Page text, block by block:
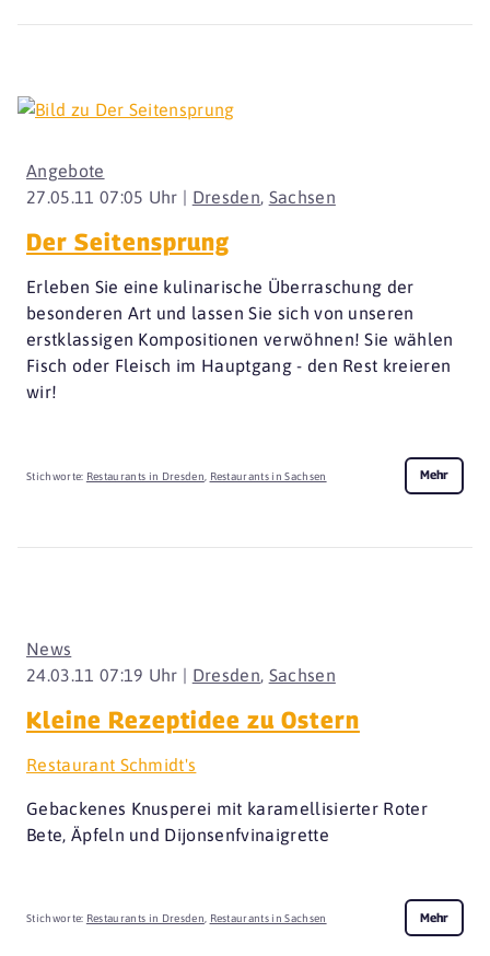
27.05.11 07:05 Uhr | Dresden, Sachsen
Angebote
Der Seitensprung
Erleben Sie eine kulinarische Überraschung der
besonderen Art und lassen Sie sich von unseren
erstklassigen Kompositionen verwöhnen! Sie wählen
Fisch oder Fleisch im Hauptgang - den Rest kreieren
wir!
Stichworte: Restaurants in Dresden Restaurants in Sachsen Mehr
24.03.11 07:19 Uhr | Dresden, Sachsen
News
Kleine Rezeptidee zu Ostern
Restaurant Schmidt's
Gebackenes Knusperei mit karamellisierter Roter
Bete, Äpfeln und Dijonsenfvinaigrette
Stichworte: Restaurants in Dresden Restaurants in Sachsen Mehr